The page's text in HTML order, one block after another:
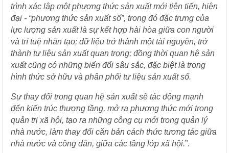
trình xác lập một phương thức sản xuất mới tiên tiến, hiện
đại - “phương thức sản xuất số”, trong đó đặc trưng của
lực lượng sản xuất là sự kết hợp hài hòa giữa con người
và trí tuệ nhân tạo; dữ liệu trở thành một tài nguyên, trở
thành tư liệu sản xuất quan trọng; đồng thời quan hệ sản
xuất cũng có những biến đổi sâu sắc, đặc biệt là trong
hình thức sở hữu và phân phối tư liệu sản xuất số.
Sự thay đổi trong quan hệ sản xuất sẽ tác động mạnh
đến kiến trúc thượng tầng, mở ra phương thức mới trong
quản trị xã hội, tạo ra những công cụ mới trong quản lý
nhà nước, làm thay đổi căn bản cách thức tương tác giữa
nhà nước và công dân, giữa các tầng lớp xã hội.”.